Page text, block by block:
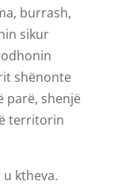
burrash,
sikur
shënonte
parë, shenjë
territorin
ktheva.